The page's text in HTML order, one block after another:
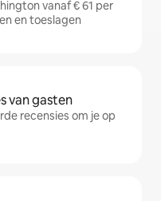
vanaf € 61 per
en toeslagen
van gasten
recensies om je op